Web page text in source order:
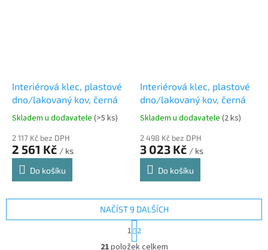
Interiérová klec, plastové
dno/lakovaný kov, černá
Skladem u dodavatele (>5 ks)
2 117 Kč bez DPH
2 561 Kč / ks
Do košíku
Interiérová klec, plastové
dno/lakovaný kov, černá
Skladem u dodavatele (2 ks)
2 498 Kč bez DPH
3 023 Kč / ks
Do košíku
O
NAČÍST 9 DALŠÍCH
S
t
r
1 2
21položek celkem